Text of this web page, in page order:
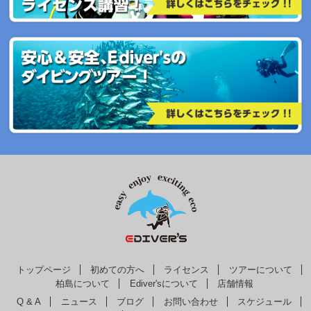
トップページ 初めての方へ ライセンス
ツアーについて
柏島について
Ediver'sについて
店舗情報
Q & A
ニュース ブログ お問い合わせ
スケジュール